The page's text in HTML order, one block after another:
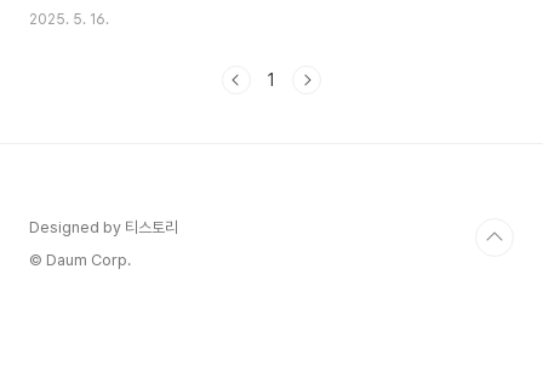
급 리조트가 많고,한적한 바닷가와 유네스코 세계문화유산도 가까워 가족·커플
남 중부, 하노이와 호치민 중간 지점기후열대 몬순 기후: 열대 몬순 기후2월 ~
2025. 5. 16.
1
Designed by 티스토리
© Daum Corp.